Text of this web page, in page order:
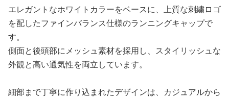
エレガントなホワイトカラーをベースに、上質な刺繍ロゴ
を配したファインバランス仕様のランニングキャップで
す。
側面と後頭部にメッシュ素材を採用し、スタイリッシュな
外観と高い通気性を両立しています。
細部まで丁寧に作り込まれたデザインは、カジュアルから